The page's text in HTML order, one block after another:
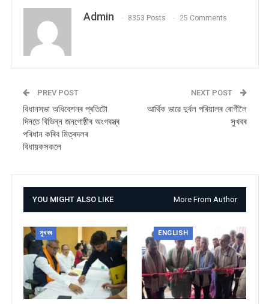
Admin 8353 Posts 25 Comments
PREV POST
বিধানসভা অধিবেশনৰ প্ৰতিটো
দিনতে বিভিন্ন জনগোষ্ঠীৰ অংগবস্ত্ৰ
পৰিধান কৰিব মিত্ৰদলৰ
বিধায়কসকলে
NEXT POST
আৰ্থিক ভাৱে দুৰ্বল পৰিয়ালৰ ৰোগীলৈ
সুখবৰ
YOU MIGHT ALSO LIKE More From Author
সুখবৰ ENGLISH